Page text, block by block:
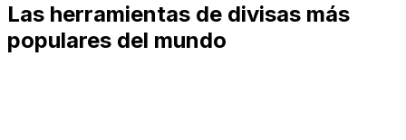
Las herramientas de divisas más
populares del mundo